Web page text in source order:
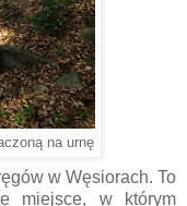
na urnę
w Węsiorach. To
miejsce, w którym